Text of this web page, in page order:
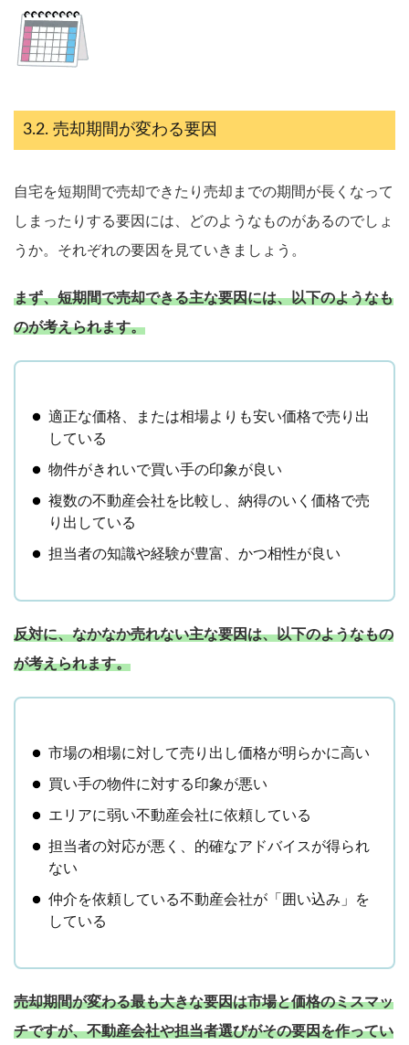
売却期間が変わる要因
自宅を短期間で売却できたり売却までの期間が長くなって
しまったりする要因には、どのようなものがあるのでしょ
うか。それぞれの要因を見ていきましょう。
まず、短期間で売却できる主な要因には、以下のようなも
のが考えられます。
適正な価格、または相場よりも安い価格で売り出
している
物件がきれいで買い手の印象が良い
複数の不動産会社を比較し、納得のいく価格で売
り出している
担当者の知識や経験が豊富、かつ相性が良い
反対に、なかなか売れない主な要因は、以下のようなもの
が考えられます。
市場の相場に対して売り出し価格が明らかに高い
買い手の物件に対する印象が悪い
エリアに弱い不動産会社に依頼している
担当者の対応が悪く、的確なアドバイスが得られ
ない
仲介を依頼している不動産会社が「囲い込み」を
している
売却期間が変わる最も大きな要因は市場と価格のミスマッ
チですが、不動産会社や担当者選びがその要因を作ってい
売却を
まず価格を